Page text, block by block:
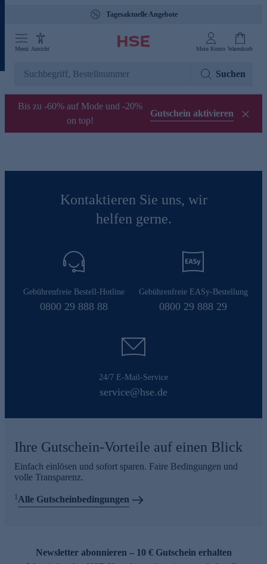
Tagesaktuelle Angebote
Menü Ansicht Mein Konto Warenkorb
Suchen
Bis zu -60% auf Mode und -20%
on top!
Gutschein aktivieren
Kontaktieren Sie uns, wir
helfen gerne.
Gebührenfreie Bestell-Hotline
0800 29 888 88
Gebührenfreie EASy-Bestellung
0800 29 888 29
24/7 E-Mail-Service
service@hse.de
Ihre Gutschein-Vorteile auf einen Blick
Einfach einlösen und sofort sparen. Faire Bedingungen und
volle Transparenz.
1Alle Gutscheinbedingungen
Newsletter abonnieren – 10 € Gutschein erhalten